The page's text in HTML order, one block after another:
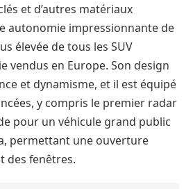
et d’autres matériaux
autonomie impressionnante de
élevée de tous les SUV
vendus en Europe. Son design
et dynamisme, et il est équipé
y compris le premier radar
pour un véhicule grand public
permettant une ouverture
des fenêtres.